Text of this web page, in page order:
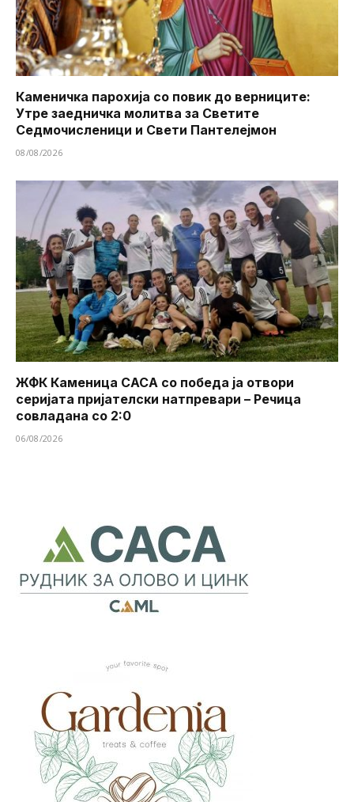
Каменичка парохија со повик до верниците:
Утре заедничка молитва за Светите
Седмочисленици и Свети Пантелејмон
08/08/2026
ЖФК Каменица САСА со победа ја отвори
серијата пријателски натпревари – Речица
совладана со 2:0
06/08/2026